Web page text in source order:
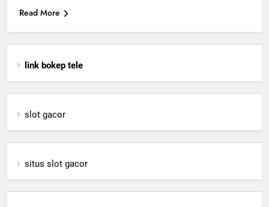
Read More
link bokep tele
slot gacor
situs slot gacor